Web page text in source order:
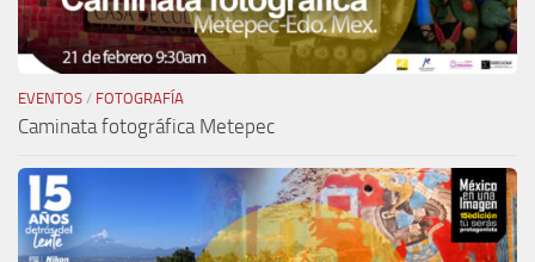
EVENTOS / FOTOGRAFÍA
Caminata fotográfica Metepec